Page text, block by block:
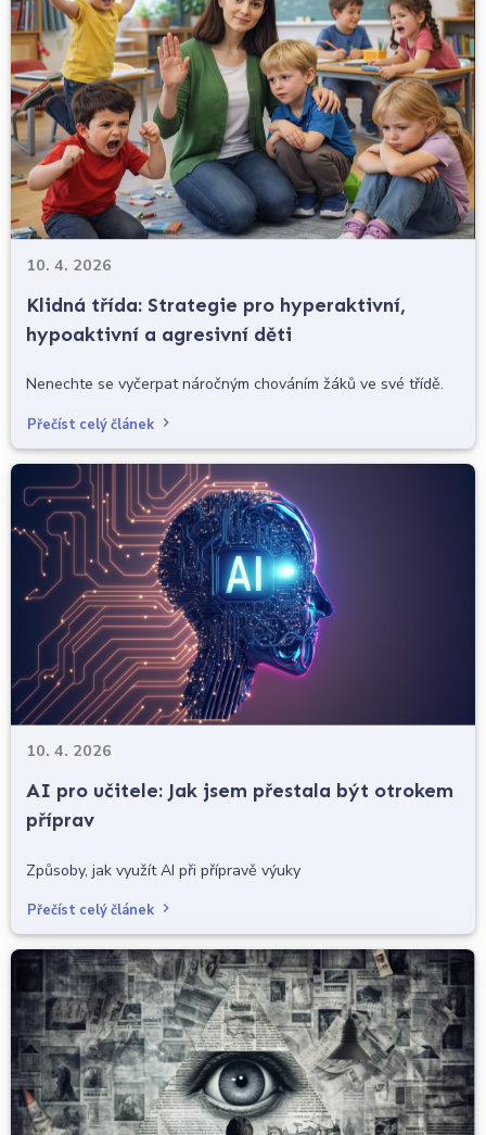
10. 4. 2026
Klidná třída: Strategie pro hyperaktivní,
hypoaktivní a agresivní děti
Nenechte se vyčerpat náročným chováním žáků ve své třídě.
Přečíst celý článek
10. 4. 2026
AI pro učitele: Jak jsem přestala být otrokem
příprav
Způsoby, jak využít AI při přípravě výuky
Přečíst celý článek